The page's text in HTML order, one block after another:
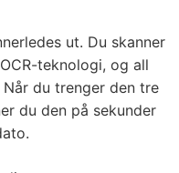
ut. Du skanner
teknologi, og all
du trenger den tre
du den på sekunder